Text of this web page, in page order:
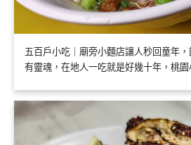
五百戶小吃｜廟旁小麵店讓人秒回童年
有靈魂，在地人一吃就是好幾十年，桃